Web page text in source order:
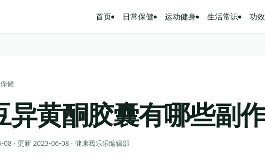
首页 日常保健 运动健身 生活常识 功
健
异黄酮胶囊有哪些副
08 · 更新 2023-06-08 · 健康我乐乐编辑部